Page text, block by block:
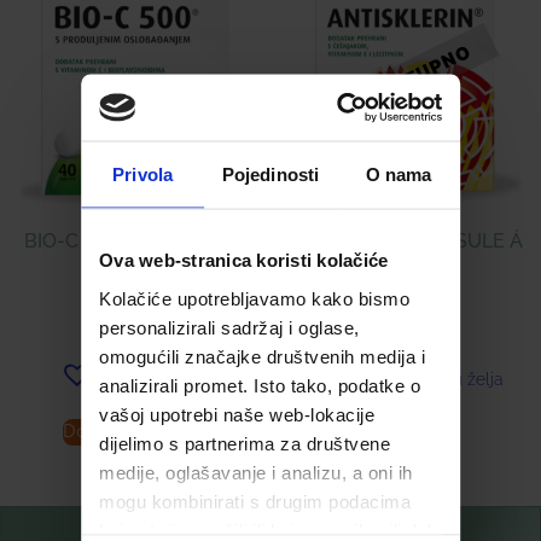
Privola Pojedinosti O nama
Ova web-stranica koristi kolačiće
Kolačiće upotrebljavamo kako bismo
personalizirali sadržaj i oglase,
omogućili značajke društvenih medija i
analizirali promet. Isto tako, podatke o
vašoj upotrebi naše web-lokacije
dijelimo s partnerima za društvene
medije, oglašavanje i analizu, a oni ih
mogu kombinirati s drugim podacima
BIO-C 500 ® TABLETE Á
40
Dodaj u listu želja
Dodaj u košaricu
ANTISKLERIN KAPSULE Á
Dodaj u listu želja